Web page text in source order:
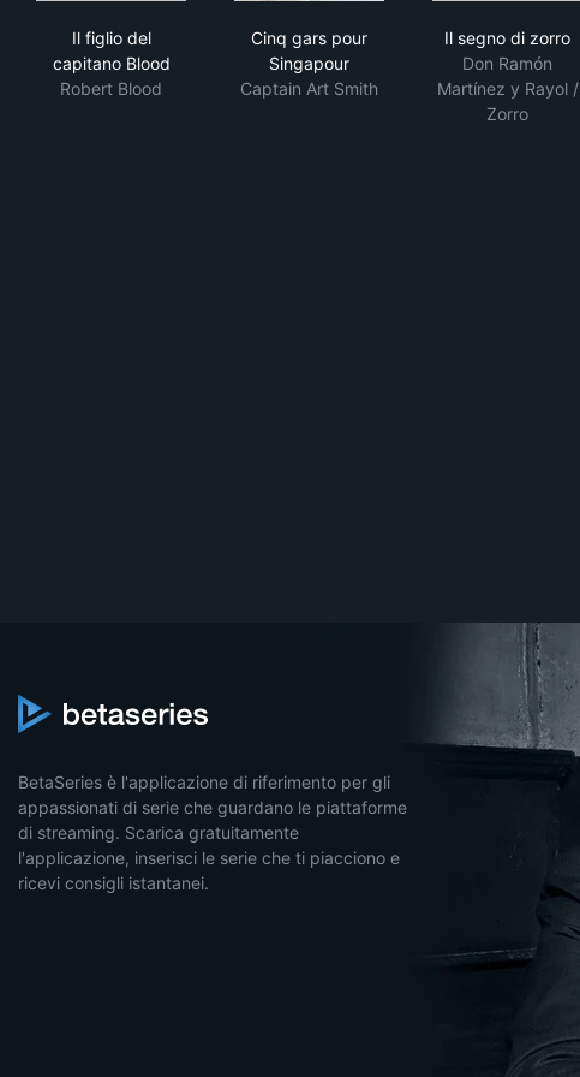
Il figlio del
capitano Blood
Robert Blood
Cinq gars pour
Singapour
Captain Art Smith
Il segno di zorro
Don Ramón
Martínez y Rayol /
Zorro
BetaSeries è l'applicazione di riferimento per gli
appassionati di serie che guardano le piattaforme
di streaming. Scarica gratuitamente
l'applicazione, inserisci le serie che ti piacciono e
ricevi consigli istantanei.